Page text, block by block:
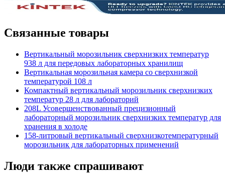
Связанные товары
Вертикальный морозильник сверхнизких температур
938 л для передовых лабораторных хранилищ
Вертикальная морозильная камера со сверхнизкой
температурой 108 л
Компактный вертикальный морозильник сверхнизких
температур 28 л для лабораторий
208L Усовершенствованный прецизионный
лабораторный морозильник сверхнизких температур для
хранения в холоде
158-литровый вертикальный сверхнизкотемпературный
морозильник для лабораторных применений
Люди также спрашивают